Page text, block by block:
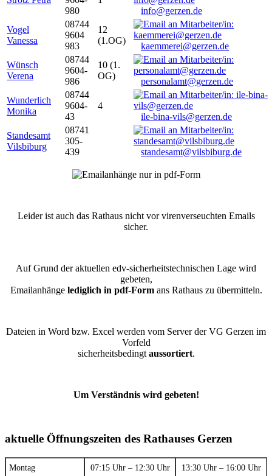
980
info@gerzen.de
Vogel
Vanessa
08744
9604
983
12
(1.OG)
kaemmerei@gerzen.de
Wünsch
Verena
08744
9604-
986
10 (1.
OG)
personalamt@gerzen.de
Wunderlich
Monika
08744
9604-
43
4
ile-bina-vils@gerzen.de
Standesamt
Vilsbiburg
08741
305-
439
standesamt@vilsbiburg.de
Leider ist auch das Rathaus nicht vor virenverseuchten Emails
sicher.
Auf Grund der aktuellen edv-sicherheitstechnischen Lage wird
gebeten,
Emailanhänge lediglich in pdf-Formans Rathaus zu übermitteln.
Dateien in Word bzw. Excel werden vom Server der VG Gerzen im
Vorfeld
sicherheitsbedingt aussortiert.
Um Verständnis wird gebeten!
aktuelle Öffnungszeiten des Rathauses Gerzen
Montag 07:15 Uhr – 12:30 Uhr 13:30 Uhr – 16:00 Uhr